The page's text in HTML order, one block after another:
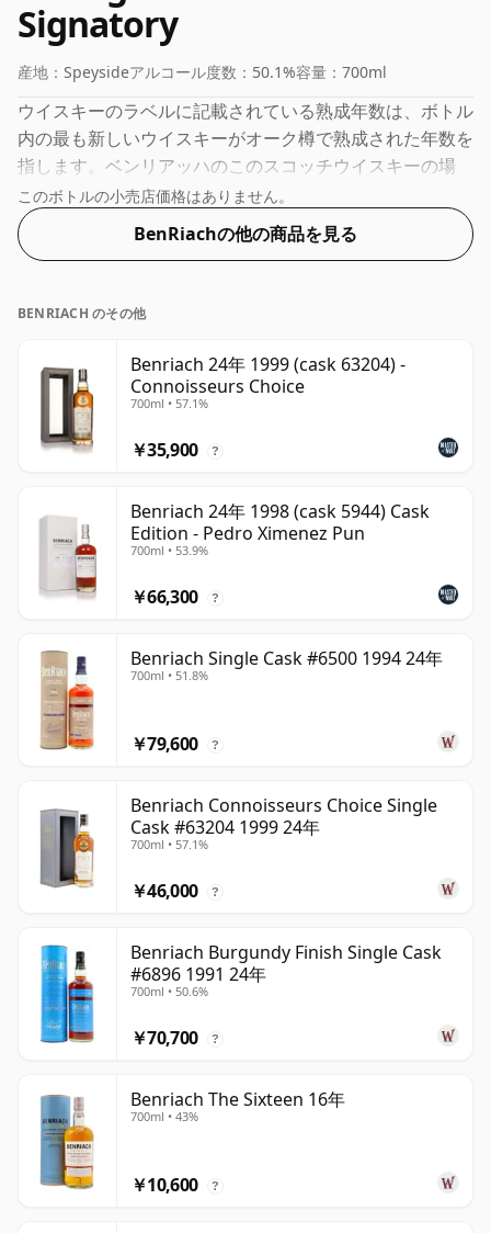
Signatory
産地： Speysideアルコール度数： 50.1%容量： 700ml
ウイスキーのラベルに記載されている熟成年数は、ボトル
内の最も新しいウイスキーがオーク樽で熟成された年数を
指します。ベンリアッハのこのスコッチウイスキーの場
合、24年になります。より強度の高いウイスキーのファ
ンは、アルコール度数 50.1% のこのボトリングに失望す
ることはありません。
このボトルの小売店価格はありません。
BenRiachの他の商品を見る
BENRIACH のその他
Benriach 24年 1999 (cask 63204) -
Connoisseurs Choice
700ml • 57.1%
￥35,900 ?
Benriach 24年 1998 (cask 5944) Cask
Edition - Pedro Ximenez Pun
700ml • 53.9%
￥66,300 ?
Benriach Single Cask #6500 1994 24年
700ml • 51.8%
￥79,600 ?
Benriach Connoisseurs Choice Single
Cask #63204 1999 24年
700ml • 57.1%
￥46,000 ?
Benriach Burgundy Finish Single Cask
#6896 1991 24年
700ml • 50.6%
￥70,700 ?
Benriach The Sixteen 16年
700ml • 43%
￥10,600 ?